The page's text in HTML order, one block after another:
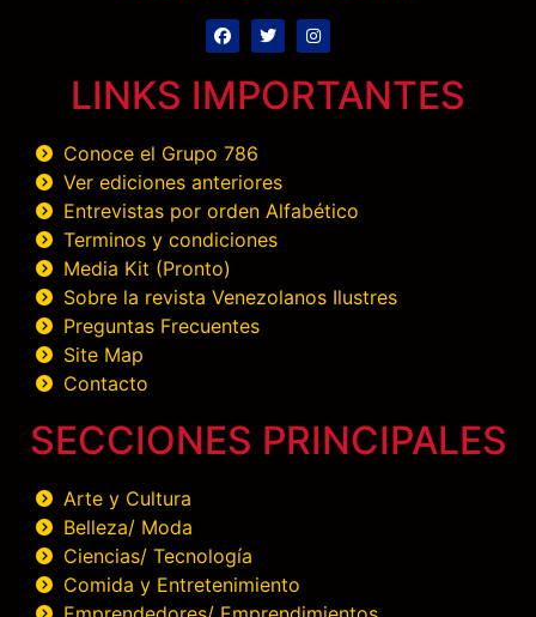
LINKS IMPORTANTES
Conoce el Grupo 786
Ver ediciones anteriores
Entrevistas por orden Alfabético
Terminos y condiciones
Media Kit (Pronto)
Sobre la revista Venezolanos Ilustres
Preguntas Frecuentes
Site Map
Contacto
SECCIONES PRINCIPALES
Arte y Cultura
Belleza/ Moda
Ciencias/ Tecnología
Comida y Entretenimiento